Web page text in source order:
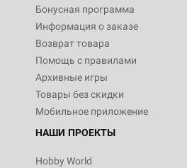
Бонусная программа
Информация о заказе
Возврат товара
Помощь с правилами
Архивные игры
Товары без скидки
Мобильное приложение
НАШИ ПРОЕКТЫ
Hobby World